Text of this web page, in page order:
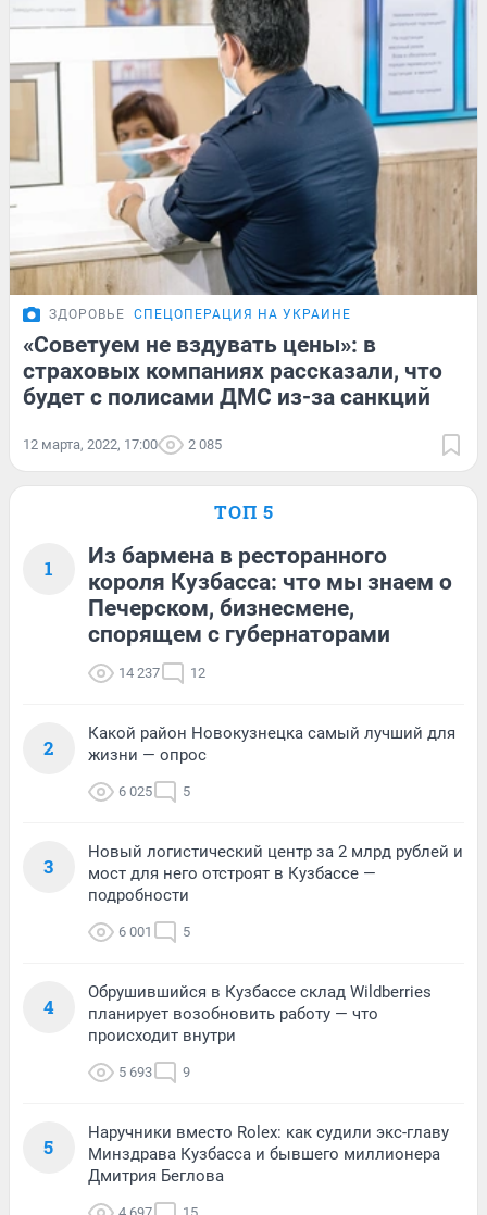
ЗДОРОВЬЕ СПЕЦОПЕРАЦИЯ НА УКРАИНЕ
«Советуем не вздувать цены»: в
страховых компаниях рассказали, что
будет с полисами ДМС из-за санкций
12 марта, 2022, 17:00 2 085
ТОП 5
1
Из бармена в ресторанного
короля Кузбасса: что мы знаем о
Печерском, бизнесмене,
спорящем с губернаторами
14 237 12
2
Какой район Новокузнецка самый лучший для
жизни — опрос
6 025 5
3
Новый логистический центр за 2 млрд рублей и
мост для него отстроят в Кузбассе —
подробности
6 001 5
4
Обрушившийся в Кузбассе склад Wildberries
планирует возобновить работу — что
происходит внутри
5 693 9
5
Наручники вместо Rolex: как судили экс-главу
Минздрава Кузбасса и бывшего миллионера
Дмитрия Беглова